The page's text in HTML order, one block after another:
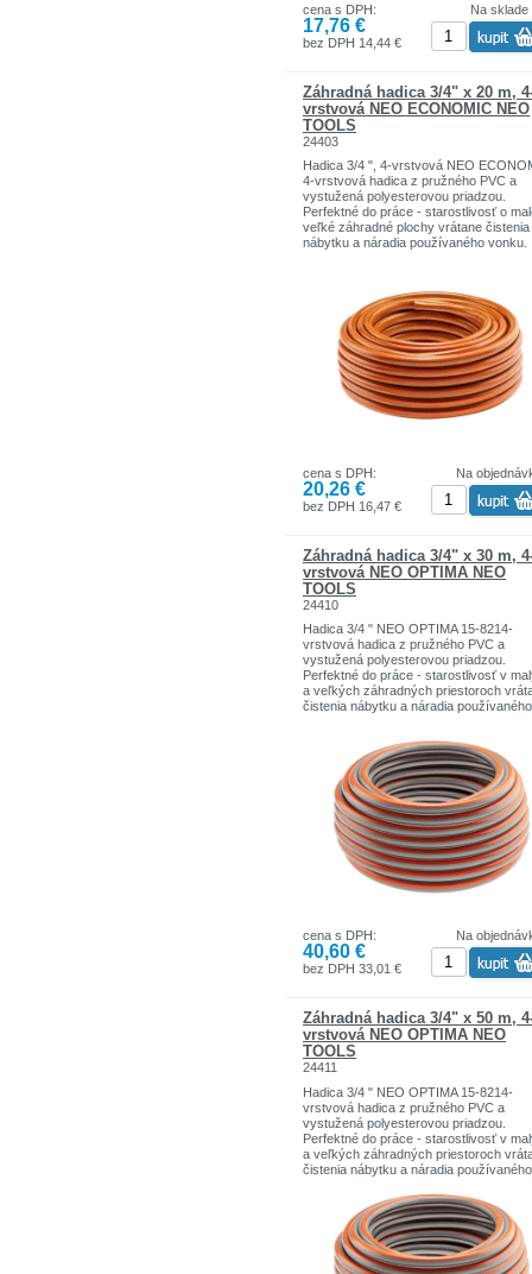
Na sklade
cena s DPH:
17,76 €
bez DPH 14,44 €
Záhradná hadica 3/4" x 20 m,
vrstvová NEO ECONOMIC NEO
TOOLS
24403
Hadica 3/4 ", 4-vrstvová NEO
4-vrstvová hadica z pružného PVC a
vystužená polyesterovou priadzou.
Perfektné do práce - starostlivosť o
veľké záhradné plochy vrátane čistenia
nábytku a náradia používaného vonku.
bar. Deštrukčný tlak 20 bar. Teplotný
-10 ° C až + 50 ° C, výkon 100W
Na
cena s DPH:
20,26 €
bez DPH 16,47 €
Záhradná hadica 3/4" x 30 m,
vrstvová NEO OPTIMA NEO
TOOLS
24410
Hadica 3/4 " NEO OPTIMA 15-8214-
vrstvová hadica z pružného PVC a
vystužená polyesterovou priadzou.
Perfektné do práce - starostlivosť v
a veľkých záhradných priestoroch
čistenia nábytku a náradia používaného
vhodný pre kontakt s potravinami
vrstve Food Safe. Pracovný tlak 8 bar.
Deštrukčný tlak 25 bar. Teplotný
° C až + 60 ° C
Na
cena s DPH:
40,60 €
bez DPH 33,01 €
Záhradná hadica 3/4" x 50 m,
vrstvová NEO OPTIMA NEO
TOOLS
24411
Hadica 3/4 " NEO OPTIMA 15-8214-
vrstvová hadica z pružného PVC a
vystužená polyesterovou priadzou.
Perfektné do práce - starostlivosť v
a veľkých záhradných priestoroch
čistenia nábytku a náradia používaného
Odolný voči usadzovaniu rias a UV
vhodný pre kontakt s potravinami
vrstve Food Safe. Pracovný tlak 8 bar.
Deštrukčný tlak 25 bar. Teplotný
° C až + 60 ° C